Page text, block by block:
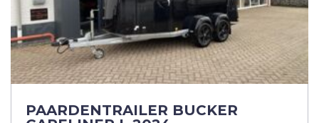
PAARDENTRAILER BUCKER